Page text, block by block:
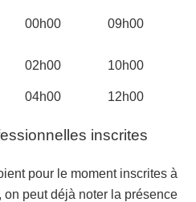
00h00 09h00
02h00 10h00
04h00 12h00
inscrites
pour le moment inscrites à
peut déjà noter la présence